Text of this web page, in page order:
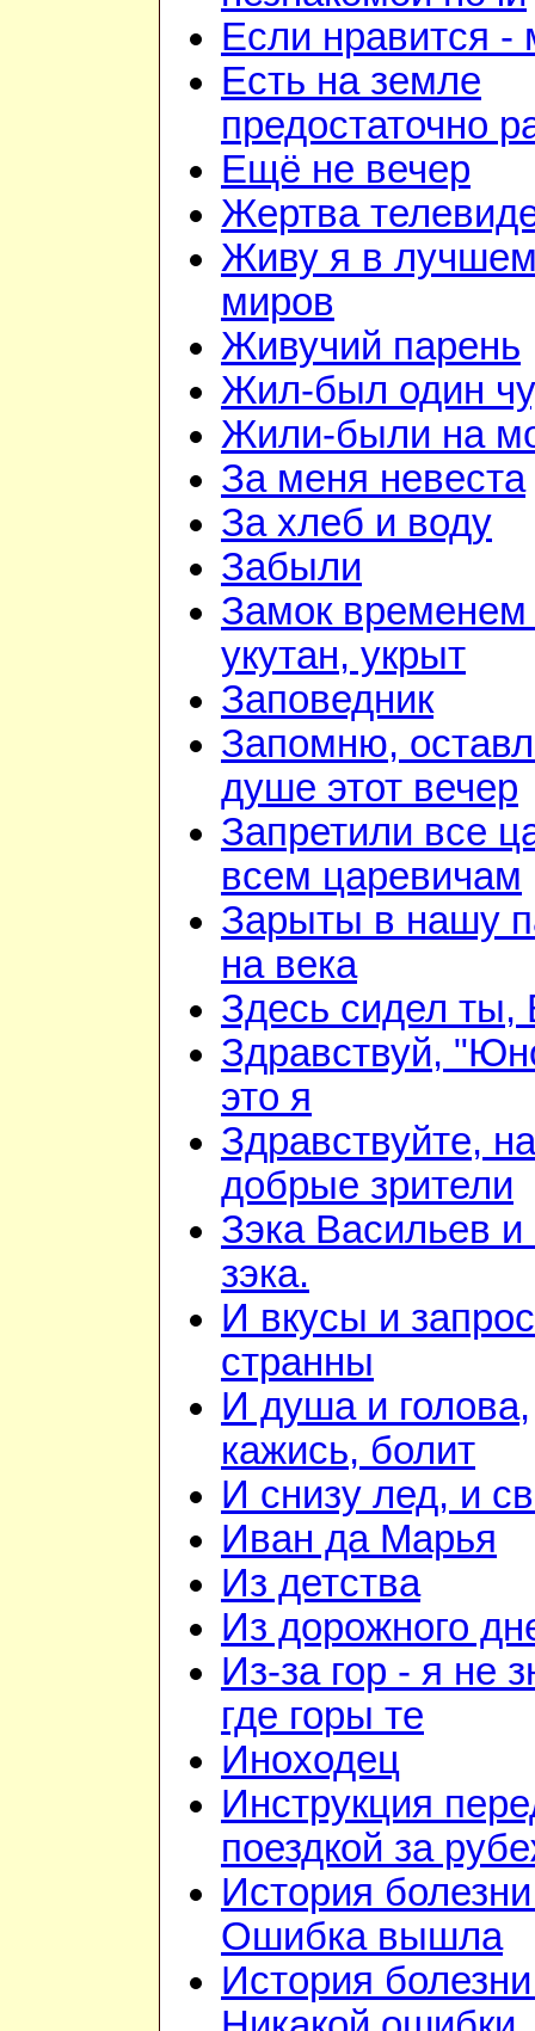
Если нравится -
Есть на земле
предостаточно
Ещё не вечер
Жертва
Живу я в
миров
Живучий парень
Жил-был один
Жили-были на
За меня невеста
За хлеб и воду
Забыли
Замок временем
укутан, укрыт
Заповедник
Запомню,
душе этот вечер
Запретили все
всем царевичам
Зарыты в нашу
на века
Здесь сидел ты,
Здравствуй,
это я
Здравствуйте,
добрые зрители
Зэка Васильев
зэка.
И вкусы и
странны
И душа и голова,
кажись, болит
И снизу лед, и
Иван да Марья
Из детства
Из дорожного
Из-за гор - я не
где горы те
Иноходец
Инструкция
поездкой за
История
Ошибка вышла
История